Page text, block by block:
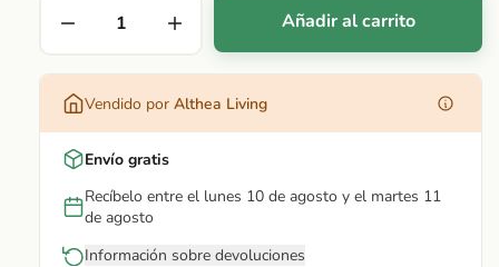
Añadir al carrito
Vendido por Althea Living
Envío gratis
Recíbelo entre el lunes 10 de agosto y el martes 11
de agosto
Información sobre devoluciones